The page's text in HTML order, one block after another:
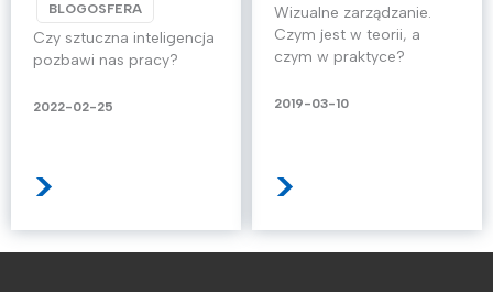
BLOGOSFERA
Czy sztuczna inteligencja
pozbawi nas pracy?
2022-02-25
>
Wizualne zarządzanie.
Czym jest w teorii, a
czym w praktyce?
2019-03-10
>